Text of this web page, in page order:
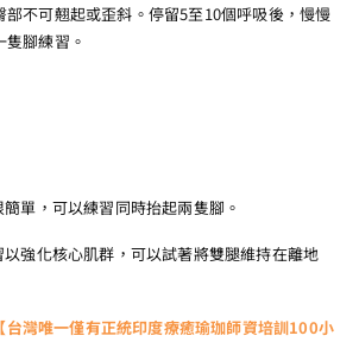
不可翹起或歪斜。停留5至10個呼吸後，慢慢
腳練習。
單，可以練習同時抬起兩隻腳。
強化核心肌群，可以試著將雙腿維持在離地
灣唯一僅有正統印度療癒瑜珈師資培訓100小